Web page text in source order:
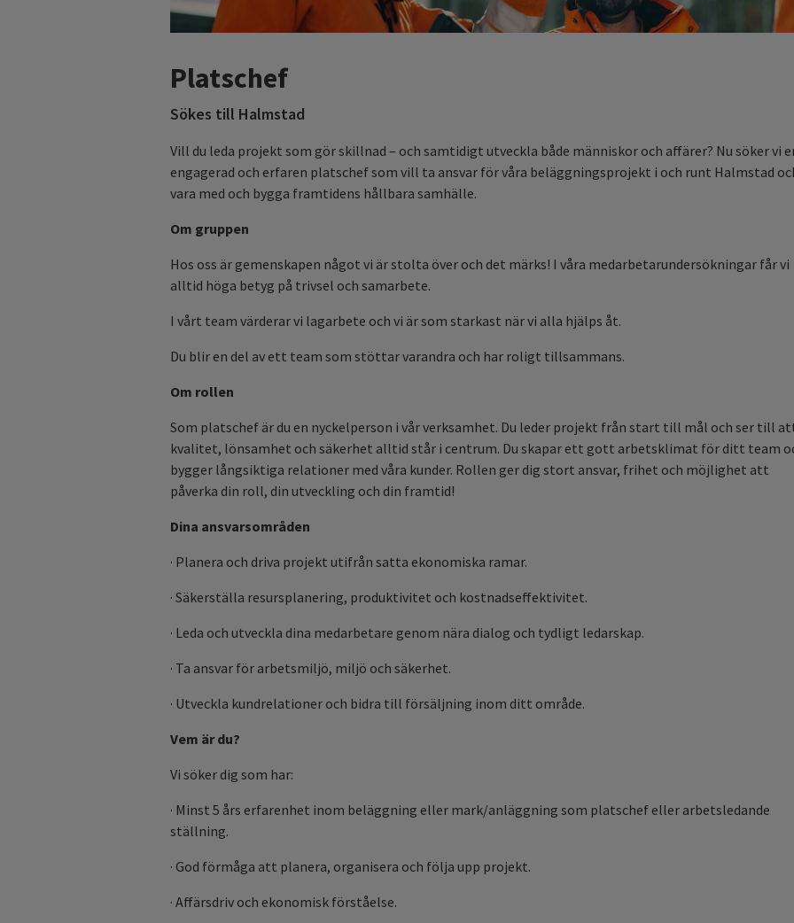
Platschef
Sökes till Halmstad
Vill du leda projekt som gör skillnad – och samtidigt utveckla både människor och affärer? Nu söker vi
engagerad och erfaren platschef som vill ta ansvar för våra beläggningsprojekt i och runt Halmstad
vara med och bygga framtidens hållbara samhälle.
Om gruppen
Hos oss är gemenskapen något vi är stolta över och det märks! I våra medarbetarundersökningar får vi
alltid höga betyg på trivsel och samarbete.
I vårt team värderar vi lagarbete och vi är som starkast när vi alla hjälps åt.
Du blir en del av ett team som stöttar varandra och har roligt tillsammans.
Om rollen
Som platschef är du en nyckelperson i vår verksamhet. Du leder projekt från start till mål och ser till
kvalitet, lönsamhet och säkerhet alltid står i centrum. Du skapar ett gott arbetsklimat för ditt team
bygger långsiktiga relationer med våra kunder. Rollen ger dig stort ansvar, frihet och möjlighet att
påverka din roll, din utveckling och din framtid!
Dina ansvarsområden
· Planera och driva projekt utifrån satta ekonomiska ramar.
· Säkerställa resursplanering, produktivitet och kostnadseffektivitet.
· Leda och utveckla dina medarbetare genom nära dialog och tydligt ledarskap.
· Ta ansvar för arbetsmiljö, miljö och säkerhet.
· Utveckla kundrelationer och bidra till försäljning inom ditt område.
Vem är du?
Vi söker dig som har:
· Minst 5 års erfarenhet inom beläggning eller mark/anläggning som platschef eller arbetsledande
ställning.
· God förmåga att planera, organisera och följa upp projekt.
· Affärsdriv och ekonomisk förståelse.